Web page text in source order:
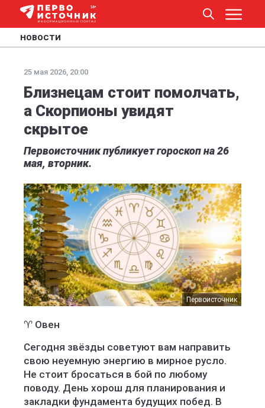
НОВОСТИ
25 мая 2026, 20:00
Близнецам стоит помолчать,
а Скорпионы увидят
скрытое
Первоисточник публикует гороскоп на 26
мая, вторник.
Первоисточник
♈ Овен
Сегодня звёзды советуют вам направить
свою неуемную энергию в мирное русло.
Не стоит бросаться в бой по любому
поводу. День хорош для планирования и
закладки фундамента будущих побед. В